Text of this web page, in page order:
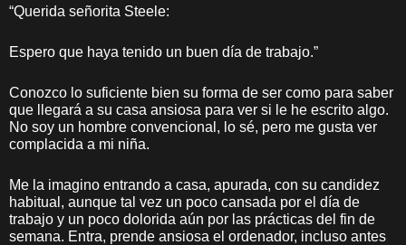
“Querida señorita Steele:
Espero que haya tenido un buen día de trabajo.”
Conozco lo suficiente bien su forma de ser como para saber
que llegará a su casa ansiosa para ver si le he escrito algo.
No soy un hombre convencional, lo sé, pero me gusta ver
complacida a mi niña.
Me la imagino entrando a casa, apurada, con su candidez
habitual, aunque tal vez un poco cansada por el día de
trabajo y un poco dolorida aún por las prácticas del fin de
semana. Entra, prende ansiosa el ordenador, incluso antes